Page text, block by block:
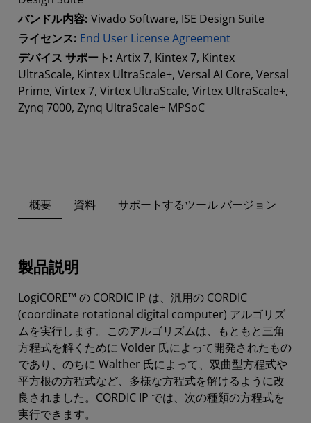
バンドル内容: Vivado Software, ISE Design Suite
ライセンス: End User License Agreement
デバイス サポート: Artix 7, Kintex 7, Kintex
UltraScale, Kintex UltraScale+, Versal AI Core, Versal
Prime, Virtex 7, Virtex UltraScale, Virtex UltraScale+,
Zynq 7000, Zynq UltraScale+ MPSoC
概要 資料 サポートするツール バージョン
製品説明
LogiCORE™ の CORDIC IP は、汎用の CORDIC
(coordinate rotational digital computer) アルゴリズ
ムを実行します。このアルゴリズムは、もともと三角
方程式を解くために Volder 氏によって開発されたもの
であり、のちに Walther 氏によって、双曲型方程式や
平方根の方程式など、多様な方程式を解けるように改
良されました。CORDIC IP では、次の種類の方程式を
実行できます。